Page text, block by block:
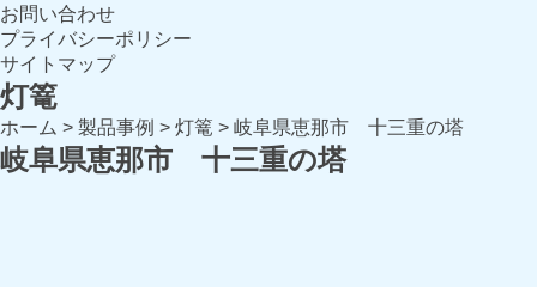
お問い合わせ
プライバシーポリシー
サイトマップ
灯篭
ホーム > 製品事例 > 灯篭 > 岐阜県恵那市 十三重の塔
岐阜県恵那市 十三重の塔